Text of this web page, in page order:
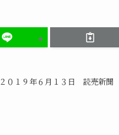
２０１９年６月１３日 読売新聞